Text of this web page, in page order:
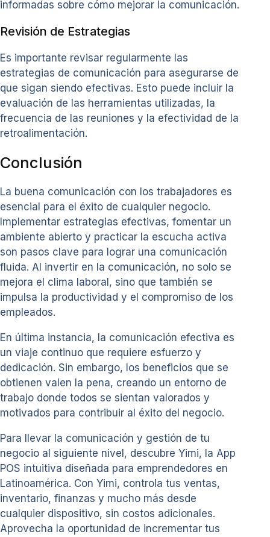
informadas sobre cómo mejorar la comunicación.
Revisión de Estrategias
Es importante revisar regularmente las
estrategias de comunicación para asegurarse de
que sigan siendo efectivas. Esto puede incluir la
evaluación de las herramientas utilizadas, la
frecuencia de las reuniones y la efectividad de la
retroalimentación.
Conclusión
La buena comunicación con los trabajadores es
esencial para el éxito de cualquier negocio.
Implementar estrategias efectivas, fomentar un
ambiente abierto y practicar la escucha activa
son pasos clave para lograr una comunicación
fluida. Al invertir en la comunicación, no solo se
mejora el clima laboral, sino que también se
impulsa la productividad y el compromiso de los
empleados.
En última instancia, la comunicación efectiva es
un viaje continuo que requiere esfuerzo y
dedicación. Sin embargo, los beneficios que se
obtienen valen la pena, creando un entorno de
trabajo donde todos se sientan valorados y
motivados para contribuir al éxito del negocio.
Para llevar la comunicación y gestión de tu
negocio al siguiente nivel, descubre Yimi, la App
POS intuitiva diseñada para emprendedores en
Latinoamérica. Con Yimi, controla tus ventas,
inventario, finanzas y mucho más desde
cualquier dispositivo, sin costos adicionales.
Aprovecha la oportunidad de incrementar tus